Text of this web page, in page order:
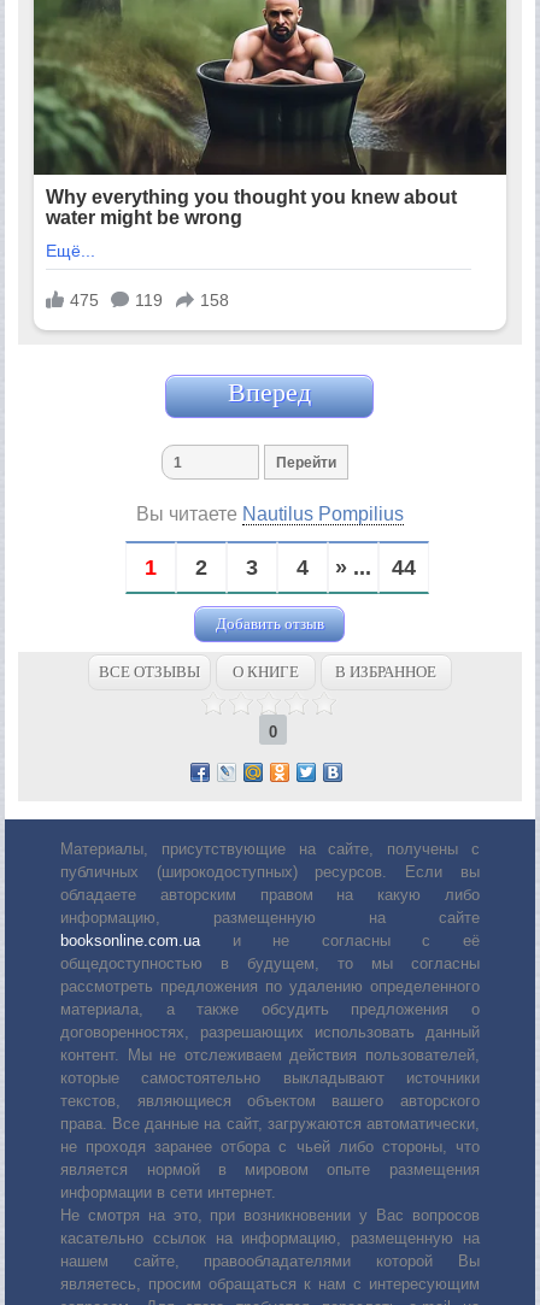
Вперед
Вы читаете Nautilus Pompilius
1 2 3 4 » ... 44
Добавить отзыв
ВСЕ ОТЗЫВЫ О КНИГЕ В ИЗБРАННОЕ
0
Материалы, присутствующие на сайте, получены с
публичных (широкодоступных) ресурсов. Если вы
обладаете авторским правом на какую либо
информацию, размещенную на сайте
booksonline.com.uaи не согласны с её
общедоступностью в будущем, то мы согласны
рассмотреть предложения по удалению определенного
материала, а также обсудить предложения о
договоренностях, разрешающих использовать данный
контент. Мы не отслеживаем действия пользователей,
которые самостоятельно выкладывают источники
текстов, являющиеся объектом вашего авторского
права. Все данные на сайт, загружаются автоматически,
не проходя заранее отбора с чьей либо стороны, что
является нормой в мировом опыте размещения
информации в сети интернет.
Не смотря на это, при возникновении у Вас вопросов
касательно ссылок на информацию, размещенную на
нашем сайте, правообладателями которой Вы
являетесь, просим обращаться к нам с интересующим